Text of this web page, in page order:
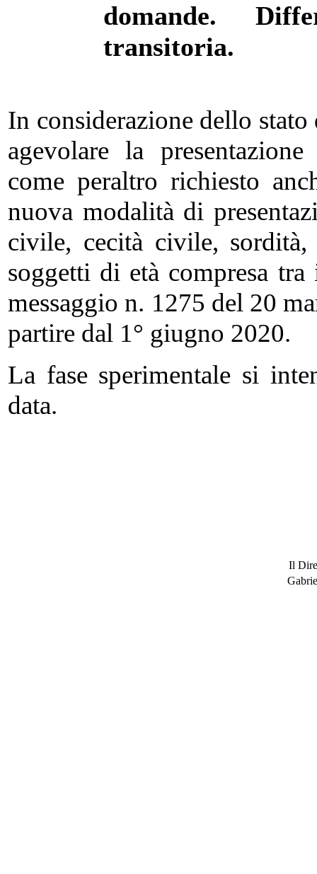
domande.
transitoria.
In considerazione dello
agevolare la
come peraltro richiesto
nuova modalità di
civile, cecità civile,
soggetti di età compresa
messaggio n. 1275 del 20
partire dal 1° giugno 2020.
La fase sperimentale si
data.
Il